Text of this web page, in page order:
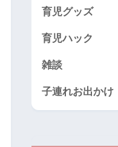
育児グッズ
育児ハック
雑談
子連れお出かけ